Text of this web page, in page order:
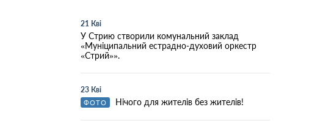
21 Кві
У Стрию створили комунальний заклад
«Муніципальний естрадно-духовий оркестр
«Стрий»».
23 Кві
ФОТО Нічого для жителів без жителів!